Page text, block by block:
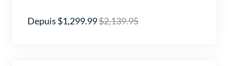
Depuis $1,299.99$2,139.95